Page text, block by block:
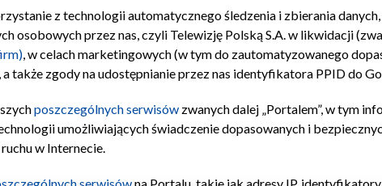
prywatności Moje zgody Pomoc Biuro reklamy
z technologii automatycznego śledzenia i zbierania
osobowych przez nas, czyli Telewizję Polską S.A. w likwidacji
, w celach marketingowych (w tym do zautomatyzowanego
także zgody na udostępnianie przez nas identyfikatora PPID do
poszczególnych serwisów zwanych dalej „Portalem”, w tym
umożliwiających świadczenie dopasowanych i
w Internecie.